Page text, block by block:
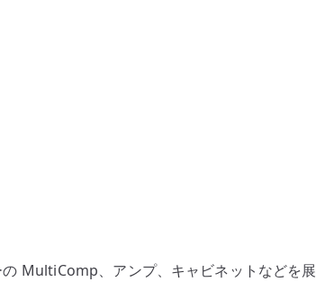
MultiComp、アンプ、キャビネットなどを展